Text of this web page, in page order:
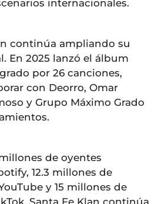
internacionales.
continúa ampliando su
En 2025 lanzó el álbum
por 26 canciones,
con Deorro, Omar
y Grupo Máximo Grado
de oyentes
12.3 millones de
y 15 millones de